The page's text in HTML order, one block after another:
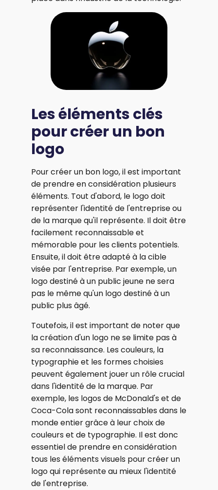
Les éléments clés
pour créer un bon
logo
Pour créer un bon logo, il est important
de prendre en considération plusieurs
éléments. Tout d'abord, le logo doit
représenter l'identité de l'entreprise ou
de la marque qu'il représente. Il doit être
facilement reconnaissable et
mémorable pour les clients potentiels.
Ensuite, il doit être adapté à la cible
visée par l'entreprise. Par exemple, un
logo destiné à un public jeune ne sera
pas le même qu'un logo destiné à un
public plus âgé.
Toutefois, il est important de noter que
la création d'un logo ne se limite pas à
sa reconnaissance. Les couleurs, la
typographie et les formes choisies
peuvent également jouer un rôle crucial
dans l'identité de la marque. Par
exemple, les logos de McDonald's et de
Coca-Cola sont reconnaissables dans le
monde entier grâce à leur choix de
couleurs et de typographie. Il est donc
essentiel de prendre en considération
tous les éléments visuels pour créer un
logo qui représente au mieux l'identité
de l'entreprise.